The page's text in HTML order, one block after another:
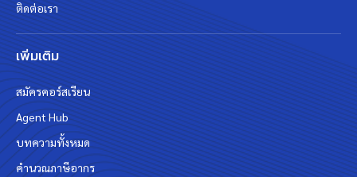
ติดต่อเรา
เพิ่มเติม
สมัครคอร์สเรียน
Agent Hub
บทความทั้งหมด
คำนวณภาษีอากร